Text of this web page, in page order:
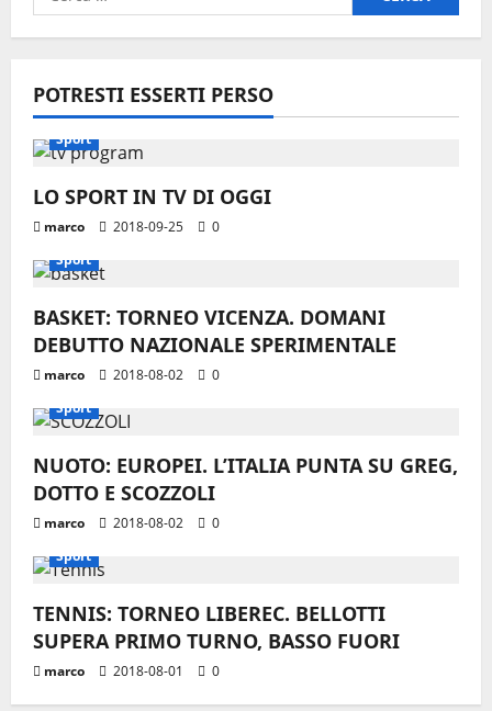
per:
POTRESTI ESSERTI PERSO
Sport
LO SPORT IN TV DI OGGI
marco 2018-09-25
0
Sport
BASKET: TORNEO VICENZA. DOMANI
DEBUTTO NAZIONALE SPERIMENTALE
marco 2018-08-02
0
Sport
NUOTO: EUROPEI. L’ITALIA PUNTA SU GREG,
DOTTO E SCOZZOLI
marco 2018-08-02
0
Sport
TENNIS: TORNEO LIBEREC. BELLOTTI
SUPERA PRIMO TURNO, BASSO FUORI
marco 2018-08-01 0